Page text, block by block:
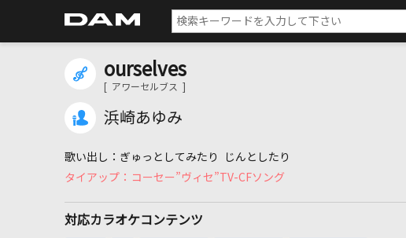
ourselves
[ アワーセルブス ]
浜崎あゆみ
ぎゅっとしてみたり じんとしたり
コーセー”ヴィセ”TV-CFソング
対応カラオケコンテンツ